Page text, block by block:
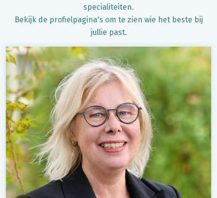
specialiteiten.
Bekijk de profielpagina's om te zien wie het beste bij
jullie past.